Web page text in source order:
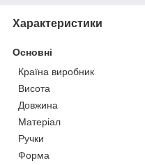
Характеристики
Основні
Країна виробник
Висота
Довжина
Матеріал
Ручки
Форма